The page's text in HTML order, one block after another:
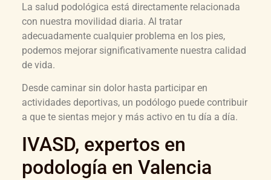
La salud podológica está directamente relacionada
con nuestra movilidad diaria. Al tratar
adecuadamente cualquier problema en los pies,
podemos mejorar significativamente nuestra calidad
de vida.
Desde caminar sin dolor hasta participar en
actividades deportivas, un podólogo puede contribuir
a que te sientas mejor y más activo en tu día a día.
IVASD, expertos en
podología en Valencia